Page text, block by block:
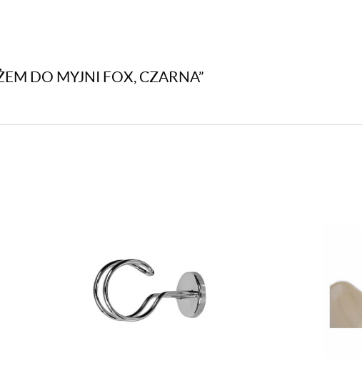
DO MYJNI FOX, CZARNA”